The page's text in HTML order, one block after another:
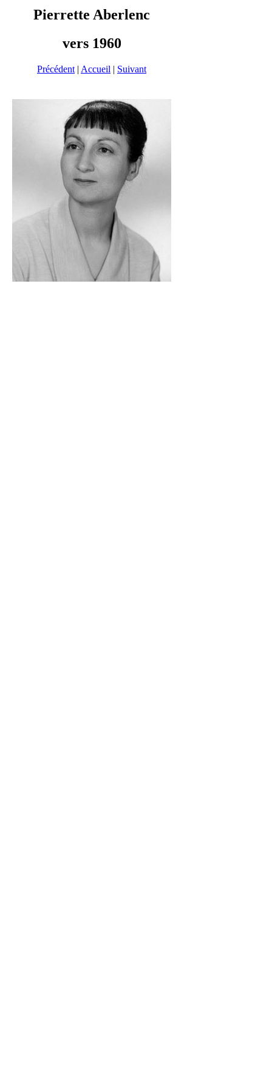
Pierrette Aberlenc
vers 1960
Précédent | Accueil | Suivant